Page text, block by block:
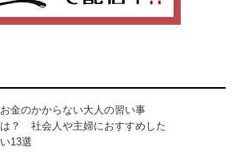
お金のかからない大人の習い事
は？ 社会人や主婦におすすめした
い13選